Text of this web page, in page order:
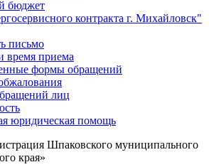
бюджет
контракта г. Михайловск"
письмо
время приема
формы обращений
лиц
юридическая помощь
Шпаковского муниципального
края»